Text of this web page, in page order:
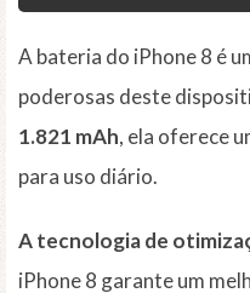
A bateria do iPhone 8 é
poderosas deste
1.821 mAh, ela oferece
para uso diário.
A tecnologia de
iPhone 8 garante um